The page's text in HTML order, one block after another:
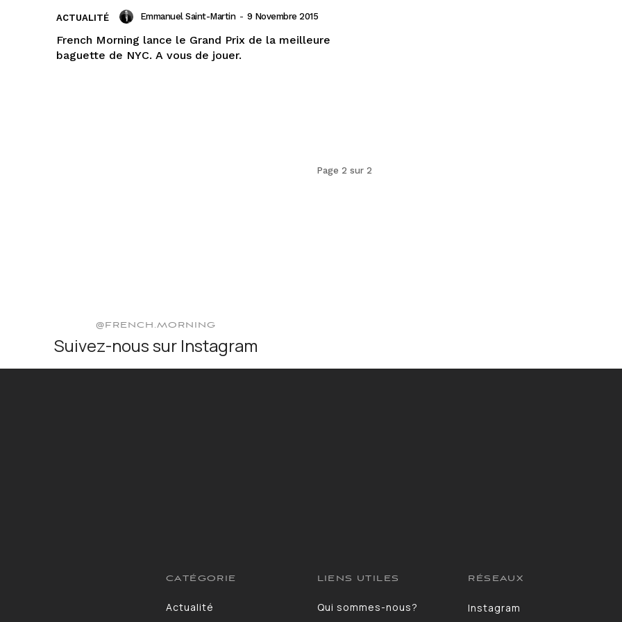
ACTUALITÉ Emmanuel Saint-Martin - 9 Novembre 2015
French Morning lance le Grand Prix de la meilleure
baguette de NYC. A vous de jouer.
Page 2 sur 2
@FRENCH.MORNING
Suivez-nous sur Instagram
CATÉGORIE
Actualité
LIENS UTILES
Qui sommes-nous?
RÉSEAUX
Instagram